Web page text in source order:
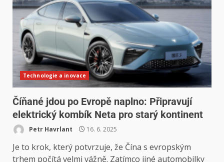
Technologie a inovace
Číňané jdou po Evropě naplno: Připravují
elektrický kombík Neta pro starý kontinent
Petr Havrlant 16. 6. 2025
Je to krok, který potvrzuje, že Čína s evropským
trhem počítá velmi vážně. Zatímco jiné automobilky